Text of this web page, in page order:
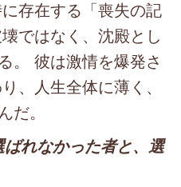
存在する「喪失の記
ではなく、沈殿とし
。 彼は激情を爆発さ
、人生全体に薄く、
だ。
れなかった者と、選